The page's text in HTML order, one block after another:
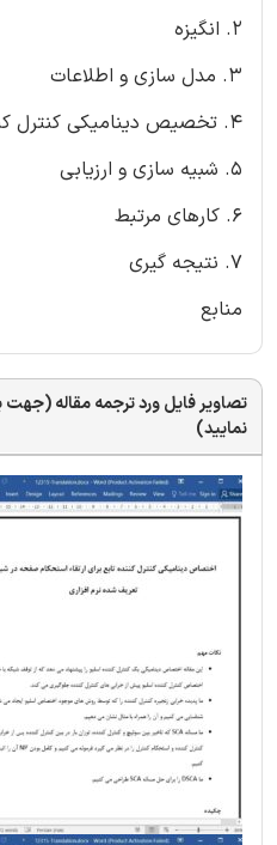
2. انگیزه
3. مدل سازی و اطلاعات
4. تخصیص دینامیکی کنترل کننده تابع
5. شبیه سازی و ارزیابی
6. کارهای مرتبط
7. نتیجه گیری
منابع
تصاویر فایل ورد ترجمه مقاله
نمایید)